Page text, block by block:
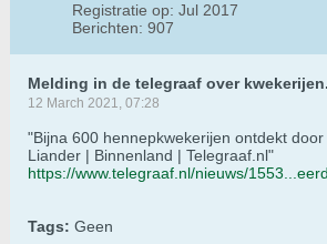
Registratie op: Jul 2017
Berichten: 907
Melding in de telegraaf over kwekerijen.
12 March 2021, 07:28
"Bijna 600 hennepkwekerijen ontdekt
Liander | Binnenland | Telegraaf.nl"
https://www.telegraaf.nl/nieuws/
Tags: Geen